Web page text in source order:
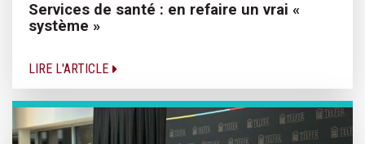
Services de santé : en refaire un vrai «
système »
LIRE L'ARTICLE